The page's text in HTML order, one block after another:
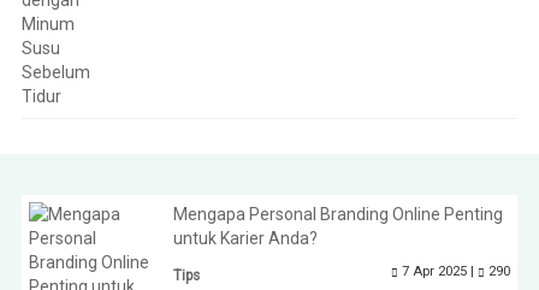
Mengapa Personal Branding Online Penting
untuk Karier Anda?
Tips 7 Apr 2025 | 290